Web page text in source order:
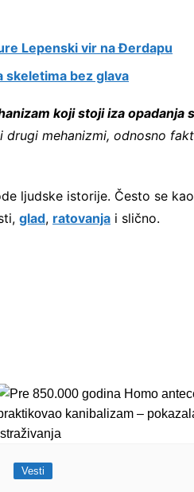
Lepenski vir na Đerdapu
skeletima bez glava
koji stoji iza opadanja
mehanizmi, odnosno
ljudske istorije. Često se
glad, ratovanja i slično.
Ne šaljemo spamove!
pravila korišćenja
Vesti